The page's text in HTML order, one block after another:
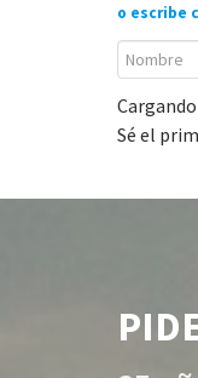
o escribe
Sé el